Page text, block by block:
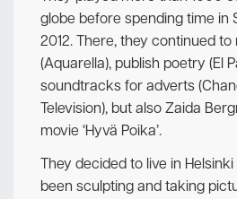
globe before spending time in
2012. There, they continued
(Aquarella), publish poetry (El
soundtracks for adverts
Television), but also Zaida
movie ‘Hyvä Poika’.
They decided to live in
been sculpting and taking